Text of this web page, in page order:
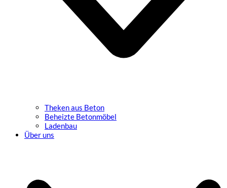
Theken aus Beton
Beheizte Betonmöbel
Ladenbau
Über uns